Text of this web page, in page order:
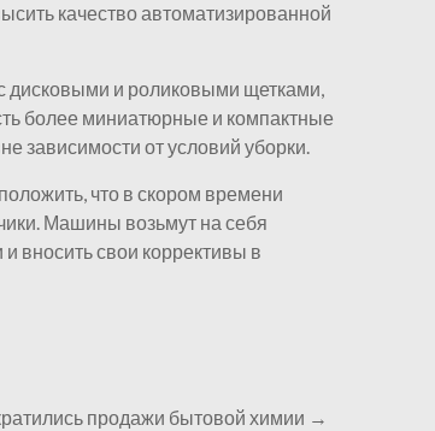
качество автоматизированной
дисковыми и роликовыми щетками,
более миниатюрные и компактные
зависимости от условий уборки.
что в скором времени
Машины возьмут на себя
вносить свои коррективы в
продажи бытовой химии →